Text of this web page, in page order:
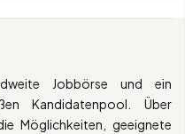
Jobbörse und ein
Kandidatenpool. Über
Möglichkeiten, geeignete